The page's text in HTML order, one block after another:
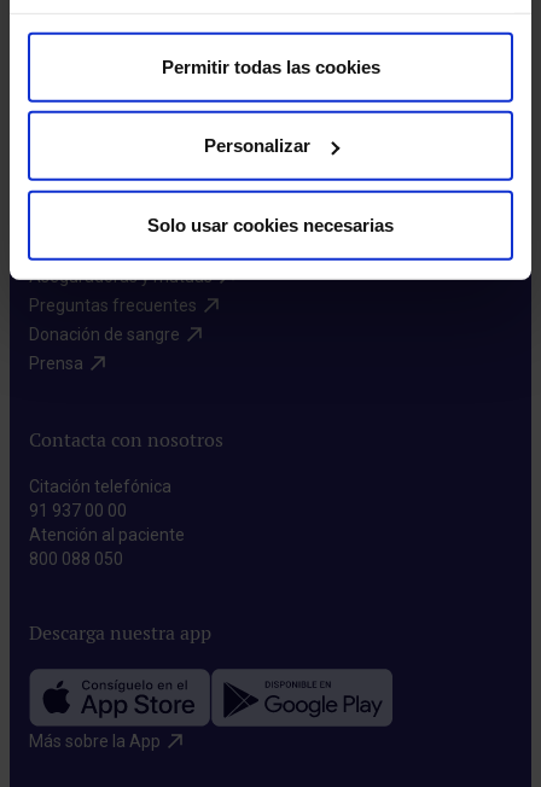
Permitir todas las cookies
Personalizar
Solo usar cookies necesarias
Instituto HM Hospitales​
Intranet HM Hospitales​
Enlaces de interés
Aseguradoras y mutuas​
Preguntas frecuentes​
Donación de sangre​
Prensa​
Contacta con nosotros
Citación telefónica
91 937 00 00
Atención al paciente
800 088 050
Descarga nuestra app
Más sobre la App​